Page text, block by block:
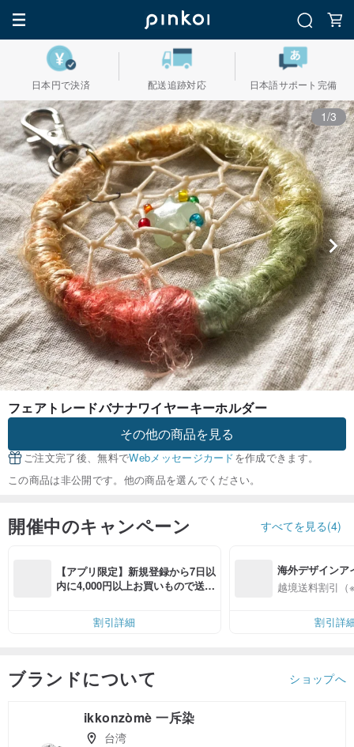
日本円で決済 配送追跡対応 日本語サポート完備
1/3
フェアトレードバナナワイヤーキーホルダー
その他の商品を見る
ご注文完了後、無料でWebメッセージカードを作成できます。
この商品は非公開です。他の商品を選んでください。
開催中のキャンペーン すべてを見る(4)
【アプリ限定】新規登録から7日以
内に4,000円以上お買いもので送料
割引詳細
海外デザインア
入
越境送料割引（
割引詳
ブランドについて ショップへ
ikkonzòmè 一斥染
台湾